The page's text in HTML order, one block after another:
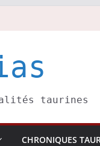
taurines
CHRONIQUES